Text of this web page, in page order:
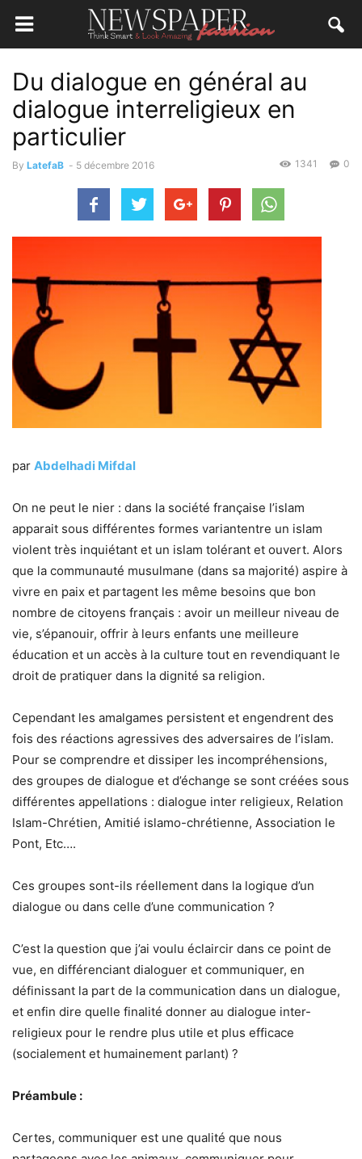
Du dialogue en général au
dialogue interreligieux en
particulier
By LatefaB - 5 décembre 2016 0
1341
par Abdelhadi Mifdal
On ne peut le nier : dans la société française l’islam
apparait sous différentes formes variantentre un islam
violent très inquiétant et un islam tolérant et ouvert. Alors
que la communauté musulmane (dans sa majorité) aspire à
vivre en paix et partagent les même besoins que bon
nombre de citoyens français : avoir un meilleur niveau de
vie, s’épanouir, offrir à leurs enfants une meilleure
éducation et un accès à la culture tout en revendiquant le
droit de pratiquer dans la dignité sa religion.
Cependant les amalgames persistent et engendrent des
fois des réactions agressives des adversaires de l’islam.
Pour se comprendre et dissiper les incompréhensions,
des groupes de dialogue et d’échange se sont créées sous
différentes appellations : dialogue inter religieux, Relation
Islam-Chrétien, Amitié islamo-chrétienne, Association le
Pont, Etc….
Ces groupes sont-ils réellement dans la logique d’un
dialogue ou dans celle d’une communication ?
C’est la question que j’ai voulu éclaircir dans ce point de
vue, en différenciant dialoguer et communiquer, en
définissant la part de la communication dans un dialogue,
et enfin dire quelle finalité donner au dialogue inter-
religieux pour le rendre plus utile et plus efficace
(socialement et humainement parlant) ?
Préambule :
Certes, communiquer est une qualité que nous